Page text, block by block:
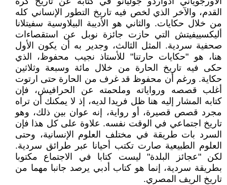
القدم، والآخر الذي لخص فيه تاريخ التطور الإنساني كله
من خلال حكايات. والثاني هو الأديبة البيلاوسية سفيتلانا
أليكسييفيتش التي حازت جائزة نوبل عن استقصاءات
صحفية سردية. المثل الثالث، وجدير به أن يكون الأول
هنا، هو "حكايات حارتنا" للأستاذ نجيب محفوظ، الذي
حكى فيه تاريخ الحارة من خلال مائة وسبعة وثلاثين
حكاية. ورغم أن محفوظ قد غرف من الحارة حتى ارتوت
أغلب قصصه ورواياته وملحمته عن الحرافيش، فإن
كتابه المشار إليه هنا ظل فريدا لديه، إذ لا يمكنك أن تراه
مجرد قصص قصيرة، أو رواية، إنه عوان بين ذلك، وهو
تاريخ اجتماعي في الوقت نفسه. علاوة على كل هذا فإن
السرد بات طريقة في مختلف العلوم الإنسانية، وحتى
العلوم الطبيعية صارت تكتب أحيانا عبر طرائق سردية.
لكن "عجائز البلدة" ليست كتابا في الاجتماع مكتوبا
بطريقة سردية، إنما هو كتاب أدبي يرصد جانبا مهما من
تاريخ الريف المصري.